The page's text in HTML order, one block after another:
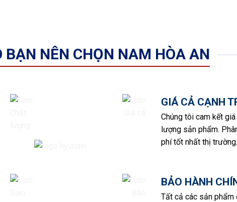
BẠN NÊN CHỌN NAM HÒA AN
GIÁ CẢ CẠNH
Chúng tôi cam kết
lượng sản phẩm.
phí tốt nhất thị trường.
BẢO HÀNH
Tất cả các sản